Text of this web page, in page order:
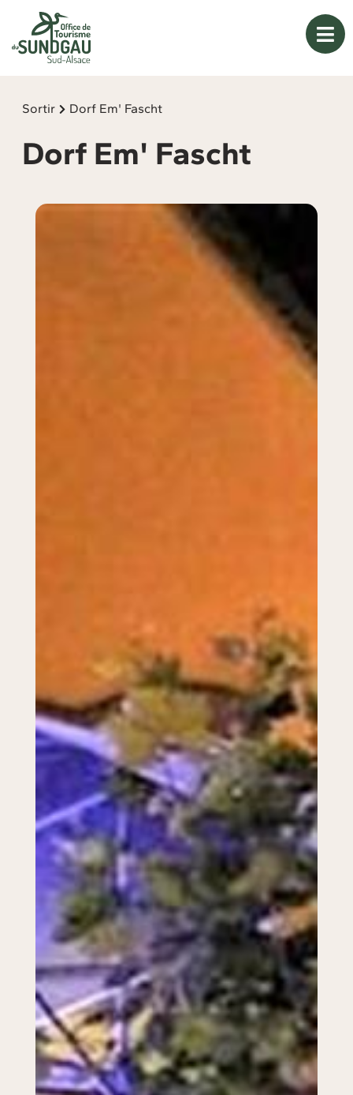
Sortir Dorf Em' Fascht
Dorf Em' Fascht
Panneau de gestion des cookies